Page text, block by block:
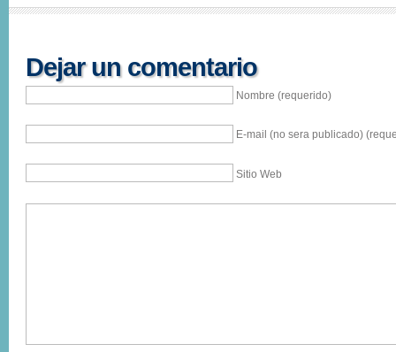
Dejar un comentario
Nombre (requerido)
E-mail (no sera publicado)
Sitio Web